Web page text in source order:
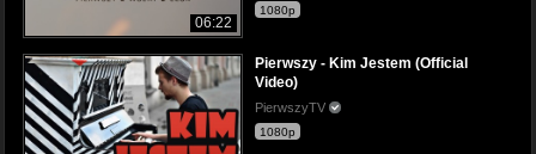
06:22
1080p
Pierwszy - Kim Jestem (Official
Video)
PierwszyTV
1080p